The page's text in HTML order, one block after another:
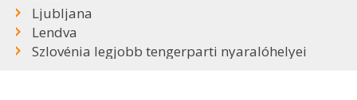
Ljubljana
Lendva
Szlovénia legjobb tengerparti nyaralóhelyei